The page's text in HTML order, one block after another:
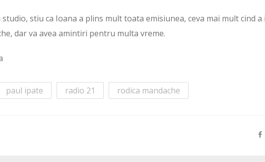
stiu ca Ioana a plins mult toata emisiunea, ceva mai mult cind
dar va avea amintiri pentru multa vreme.
paul ipate radio 21 rodica mandache